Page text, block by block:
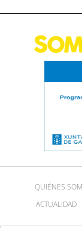
QUIÉNES
ACTUALIDAD